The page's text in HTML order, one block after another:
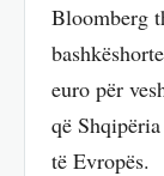
Bloomberg
euro për
që
të Evropës.